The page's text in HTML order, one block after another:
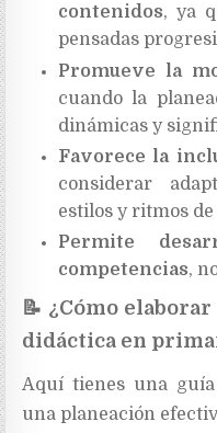
contenidos, ya
pensadas
Promueve la
cuando la
dinámicas y
Favorece la
considerar
estilos y ritmos
Permite
competencias,
📝 ¿Cómo
didáctica en
Aquí tienes una
una planeación